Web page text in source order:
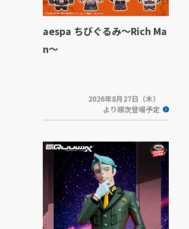
aespa ちびぐるみ～Rich Ma
n～
2026年8月27日（木）
より順次登場予定